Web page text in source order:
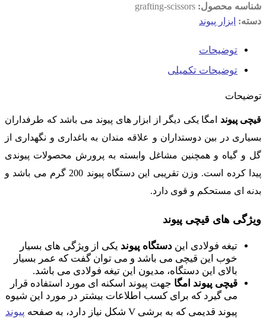
شناسه محصول: grafting-scissors
دسته: ابزار پیوند
توضیحات
توضیحات تکمیلی
توضیحات
قیچی پیوند امگا یکی دیگر از ابزار های پیوند می باشد که طرفداران
بسیاری در بین دوستداران و علاقه مندان به باغداری و نگهداری از
گل و گیاه و همچنین مشاغل وابسته به پرورش محصولات پیوندی
پیدا کرده است. وزن تقریبی این دستگاه پیوند 200 گرم می باشد و
بدنه ای مستحکم و قوی دارد.
ویژگی های قیچی پیوند
تیغه فولادی این دستگاه پیوند یکی از ویژگی های بسیار
خوب این قیچی می باشد و می توان گفت که عمر بسیار
بالای این دستگاه، مدیون این تیغه فولادی می باشد.
قیچی پیوند امگا جهت پیوند اسکنه ای مورد استفاده قرار
می گیرد که برای کسب اطلاعات بیشتر در مورد این شیوه
پیوند قدیمی که به برشی V شکل نیاز دارد، به صفحه
پیوند